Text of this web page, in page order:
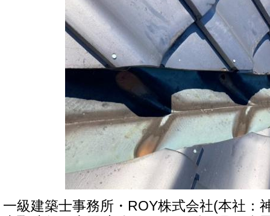
一級建築士事務所・ROY株式会社(本社：